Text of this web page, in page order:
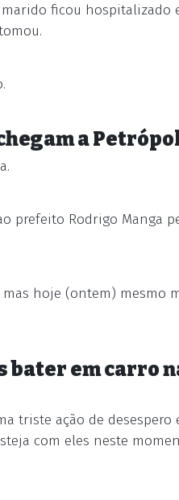
ficou hospitalizado
a
prefeito Rodrigo Manga
hoje (ontem) mesmo
em carro
triste ação de desespero
com eles neste